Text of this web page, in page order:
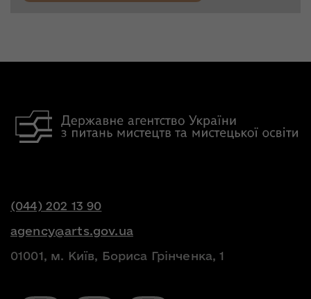
(044) 202 13 90
agency@arts.gov.ua
01001, м. Київ, Бориса Грінченка, 1